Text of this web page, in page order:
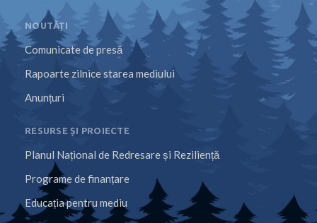
NOUTĂȚI
Comunicate de presă
Rapoarte zilnice starea mediului
Anunțuri
RESURSE ȘI PROIECTE
Planul Național de Redresare și Reziliență
Programe de finanțare
Educația pentru mediu